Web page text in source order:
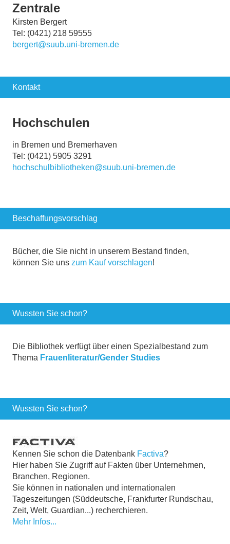
Zentrale
Kirsten Bergert
Tel: (0421) 218 59555
bergert@suub.uni-bremen.de
Kontakt
Hochschulen
in Bremen und Bremerhaven
Tel: (0421) 5905 3291
hochschulbibliotheken@suub.uni-bremen.de
Beschaffungsvorschlag
Bücher, die Sie nicht in unserem Bestand finden,
können Sie uns zum Kauf vorschlagen!
Wussten Sie schon?
Die Bibliothek verfügt über einen Spezialbestand zum
Thema Frauenliteratur/Gender Studies
Wussten Sie schon?
Kennen Sie schon die Datenbank Factiva?
Hier haben Sie Zugriff auf Fakten über Unternehmen,
Branchen, Regionen.
Sie können in nationalen und internationalen
Tageszeitungen (Süddeutsche, Frankfurter Rundschau,
Zeit, Welt, Guardian...) recherchieren.
Mehr Infos...